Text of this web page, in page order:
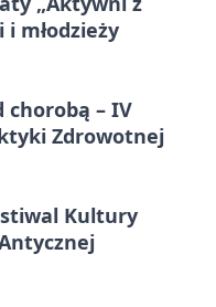
młodzieży
chorobą – IV
Zdrowotnej
Kultury